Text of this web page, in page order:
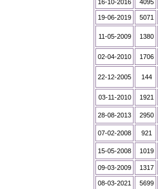
16-10-2016 4095
19-06-2019 5071
11-05-2009 1380
02-04-2010 1706
22-12-2005 144
03-11-2010 1921
28-08-2013 2950
07-02-2008 921
15-05-2008 1019
09-03-2009 1317
08-03-2021 5699